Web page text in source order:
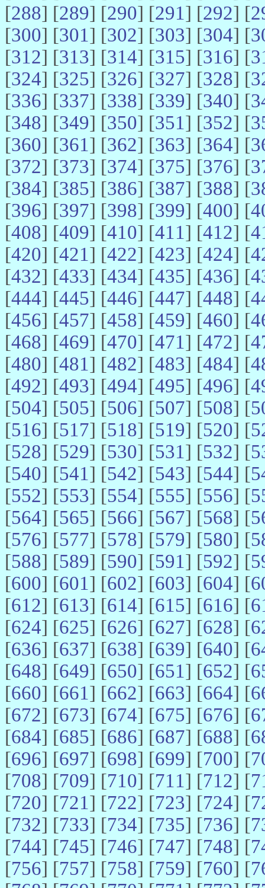
[288] [289] [290] [291] [292] [
[300] [301] [302] [303] [304] [
[312] [313] [314] [315] [316] [
[324] [325] [326] [327] [328] [
[336] [337] [338] [339] [340] [
[348] [349] [350] [351] [352] [
[360] [361] [362] [363] [364] [
[372] [373] [374] [375] [376] [
[384] [385] [386] [387] [388] [
[396] [397] [398] [399] [400] [
[408] [409] [410] [411] [412] [
[420] [421] [422] [423] [424] [
[432] [433] [434] [435] [436] [
[444] [445] [446] [447] [448] [
[456] [457] [458] [459] [460] [
[468] [469] [470] [471] [472] [
[480] [481] [482] [483] [484] [
[492] [493] [494] [495] [496] [
[504] [505] [506] [507] [508] [
[516] [517] [518] [519] [520] [
[528] [529] [530] [531] [532] [
[540] [541] [542] [543] [544] [
[552] [553] [554] [555] [556] [
[564] [565] [566] [567] [568] [
[576] [577] [578] [579] [580] [
[588] [589] [590] [591] [592] [
[600] [601] [602] [603] [604] [
[612] [613] [614] [615] [616] [
[624] [625] [626] [627] [628] [
[636] [637] [638] [639] [640] [
[648] [649] [650] [651] [652] [
[660] [661] [662] [663] [664] [
[672] [673] [674] [675] [676] [
[684] [685] [686] [687] [688] [
[696] [697] [698] [699] [700] [
[708] [709] [710] [711] [712] [
[720] [721] [722] [723] [724] [
[732] [733] [734] [735] [736] [
[744] [745] [746] [747] [748] [
[756] [757] [758] [759] [760] [